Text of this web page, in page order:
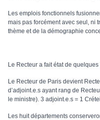
Les emplois fonctionnels
mais pas forcément avec seul, ni
thème et de la démographie
Le Recteur a fait état de
Le Recteur de Paris devient
d’adjoint.e.s ayant rang de
le ministre). 3 adjoint.e.s = 1
Les huit départements